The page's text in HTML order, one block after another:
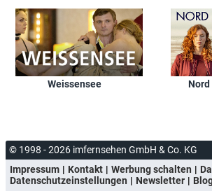
Weissensee Nord
© 1998 - 2026 imfernsehen GmbH & Co. KG
Impressum
Kontakt Werbung schalten
Datenschutzeinstellungen
Newsletter